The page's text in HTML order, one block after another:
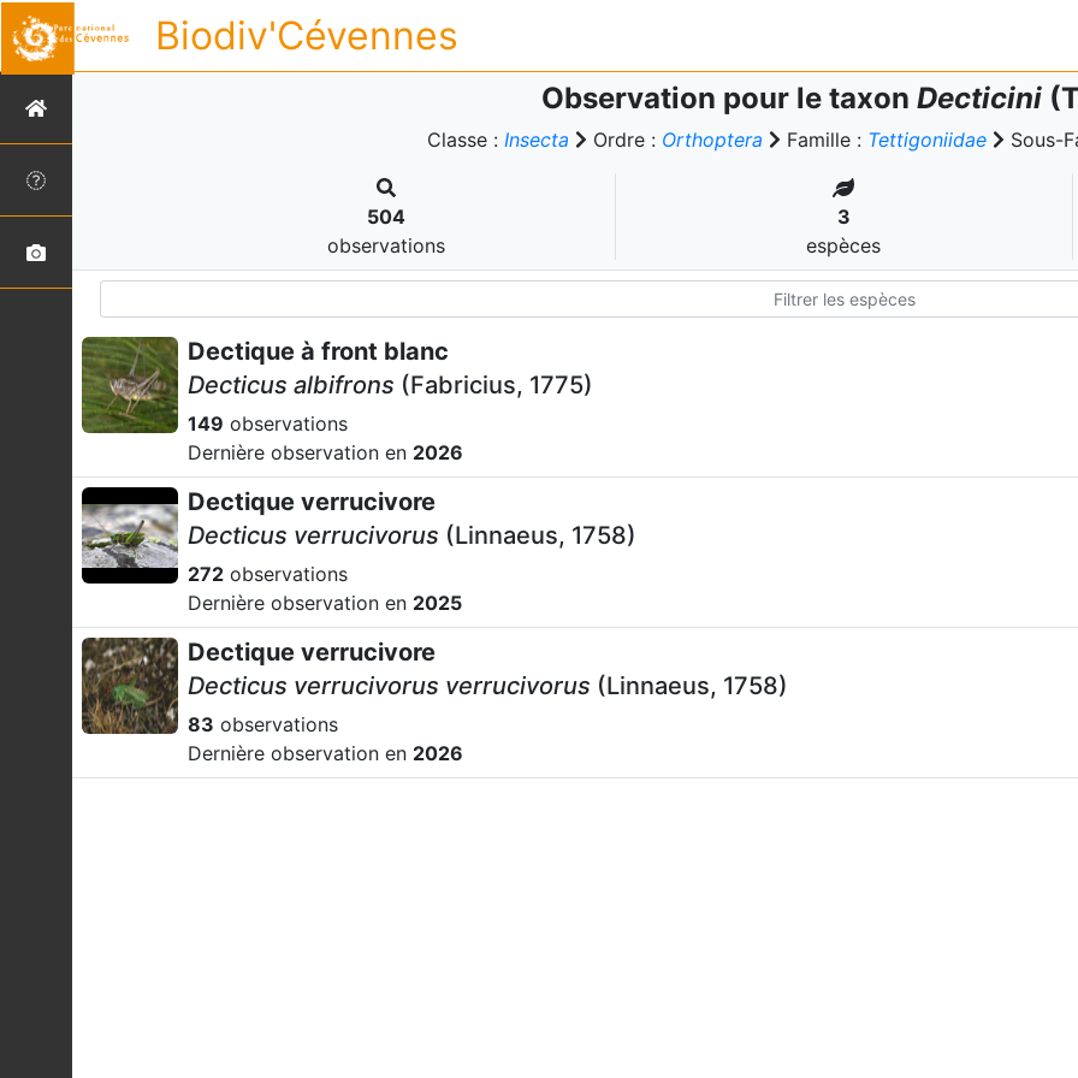
Biodiv'Cévennes
Observation pour le taxon Decticini
Classe : Insecta Ordre : Orthoptera Famille : Tettigoniidae Sous-
504
observations
3
espèces
Dectique à front blanc
Decticus albifrons (Fabricius, 1775)
149 observations
Dernière observation en 2026
Dectique verrucivore
Decticus verrucivorus (Linnaeus, 1758)
272 observations
Dernière observation en 2025
Dectique verrucivore
Decticus verrucivorus verrucivorus (Linnaeus, 1758)
83 observations
Dernière observation en 2026